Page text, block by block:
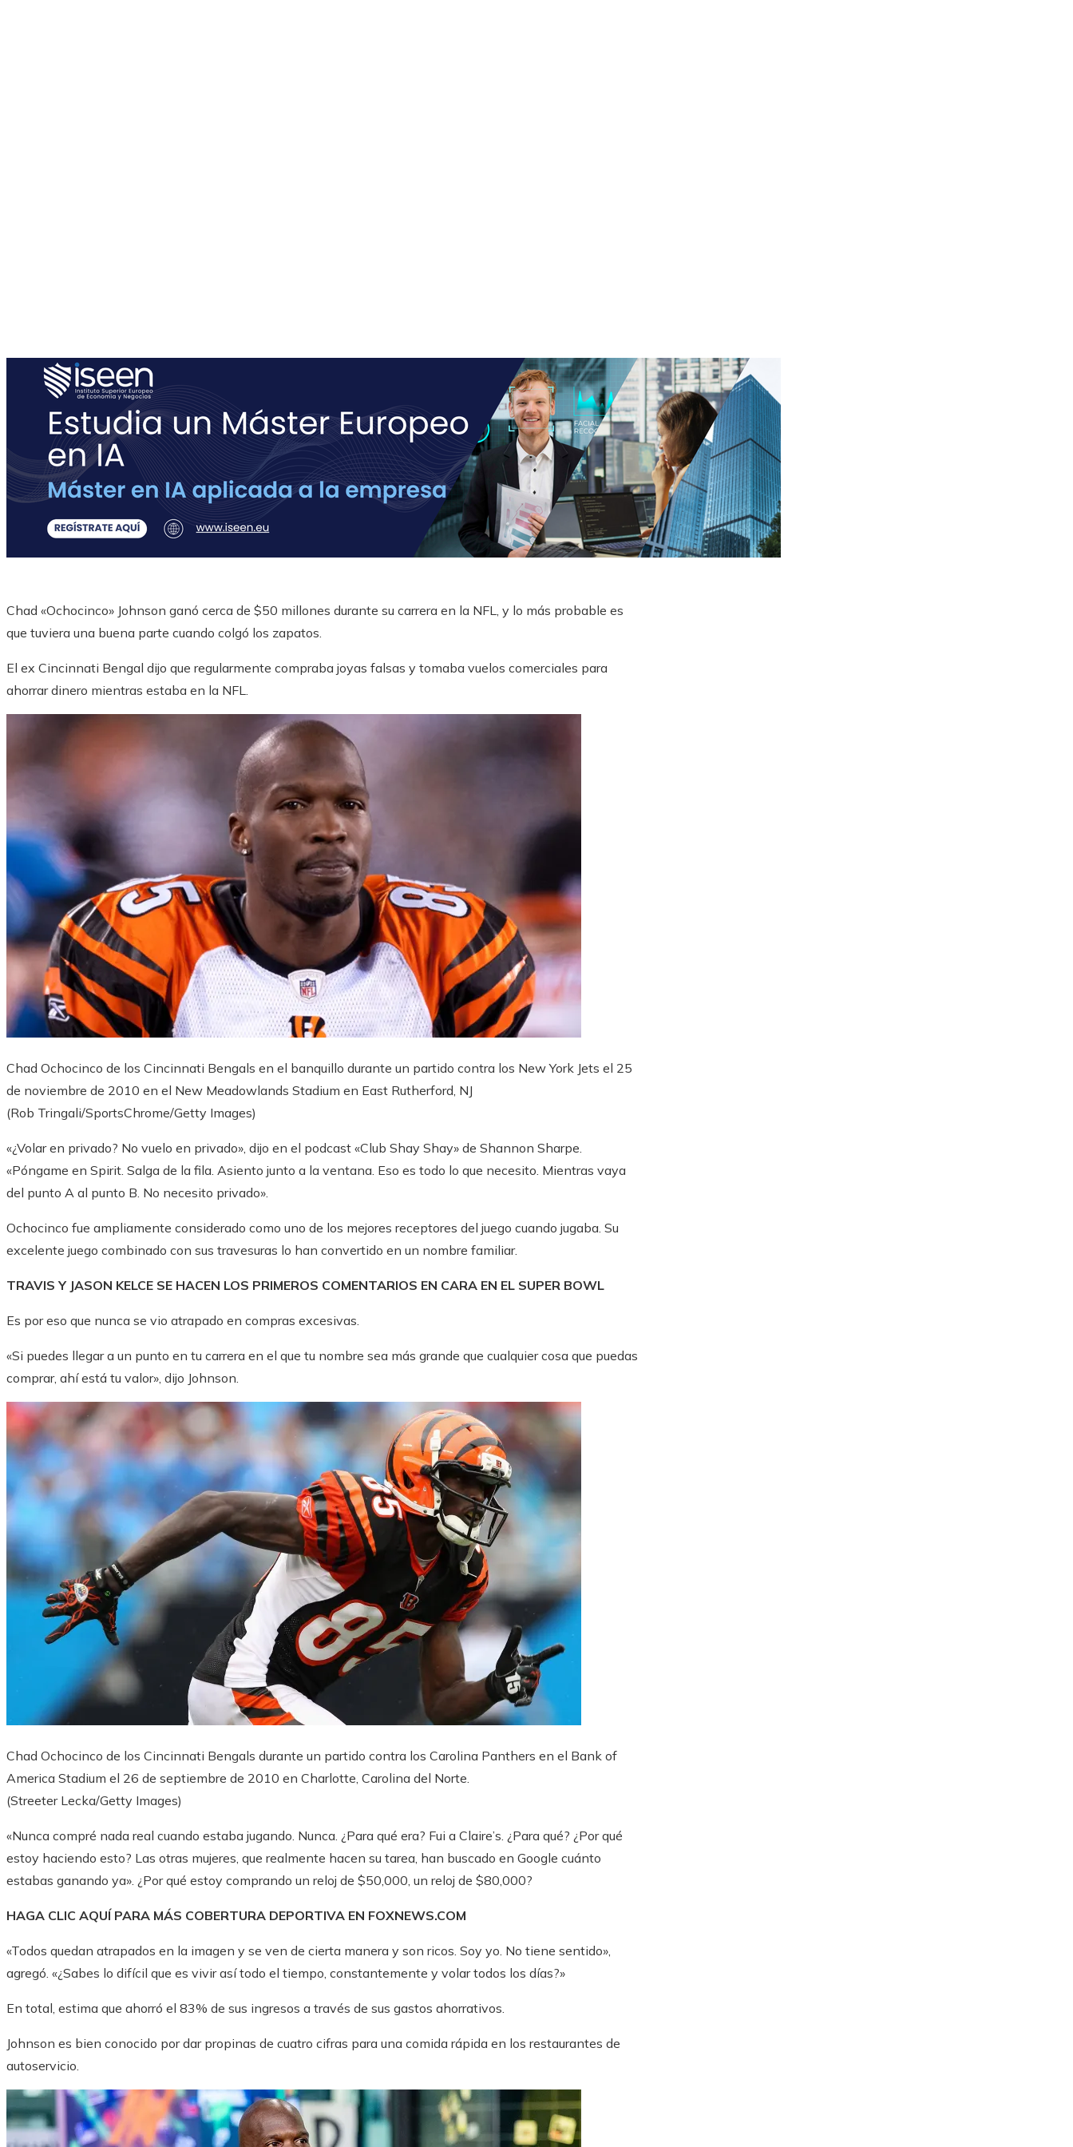
Chad «Ochocinco» Johnson ganó cerca de $50 millones durante su carrera en la NFL, y lo más probable es
que tuviera una buena parte cuando colgó los zapatos.
El ex Cincinnati Bengal dijo que regularmente compraba joyas falsas y tomaba vuelos comerciales para
ahorrar dinero mientras estaba en la NFL.
Chad Ochocinco de los Cincinnati Bengals en el banquillo durante un partido contra los New York Jets el 25
de noviembre de 2010 en el New Meadowlands Stadium en East Rutherford, NJ
(Rob Tringali/SportsChrome/Getty Images)
«¿Volar en privado? No vuelo en privado», dijo en el podcast «Club Shay Shay» de Shannon Sharpe.
«Póngame en Spirit. Salga de la fila. Asiento junto a la ventana. Eso es todo lo que necesito. Mientras vaya
del punto A al punto B. No necesito privado».
Ochocinco fue ampliamente considerado como uno de los mejores receptores del juego cuando jugaba. Su
excelente juego combinado con sus travesuras lo han convertido en un nombre familiar.
TRAVIS Y JASON KELCE SE HACEN LOS PRIMEROS COMENTARIOS EN CARA EN EL SUPER BOWL
Es por eso que nunca se vio atrapado en compras excesivas.
«Si puedes llegar a un punto en tu carrera en el que tu nombre sea más grande que cualquier cosa que puedas
comprar, ahí está tu valor», dijo Johnson.
Chad Ochocinco de los Cincinnati Bengals durante un partido contra los Carolina Panthers en el Bank of
America Stadium el 26 de septiembre de 2010 en Charlotte, Carolina del Norte.
(Streeter Lecka/Getty Images)
«Nunca compré nada real cuando estaba jugando. Nunca. ¿Para qué era? Fui a Claire’s. ¿Para qué? ¿Por qué
estoy haciendo esto? Las otras mujeres, que realmente hacen su tarea, han buscado en Google cuánto
estabas ganando ya». ¿Por qué estoy comprando un reloj de $50,000, un reloj de $80,000?
HAGA CLIC AQUÍ PARA MÁS COBERTURA DEPORTIVA EN FOXNEWS.COM
«Todos quedan atrapados en la imagen y se ven de cierta manera y son ricos. Soy yo. No tiene sentido»,
agregó. «¿Sabes lo difícil que es vivir así todo el tiempo, constantemente y volar todos los días?»
En total, estima que ahorró el 83% de sus ingresos a través de sus gastos ahorrativos.
Johnson es bien conocido por dar propinas de cuatro cifras para una comida rápida en los restaurantes de
autoservicio.